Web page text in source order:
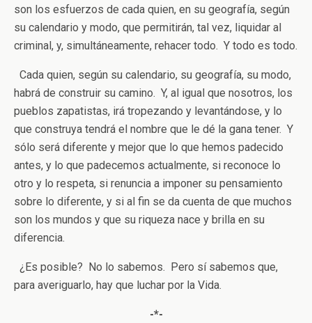
son los esfuerzos de cada quien, en su geografía, según
su calendario y modo, que permitirán, tal vez, liquidar al
criminal, y, simultáneamente, rehacer todo. Y todo es todo.
Cada quien, según su calendario, su geografía, su modo,
habrá de construir su camino. Y, al igual que nosotros, los
pueblos zapatistas, irá tropezando y levantándose, y lo
que construya tendrá el nombre que le dé la gana tener. Y
sólo será diferente y mejor que lo que hemos padecido
antes, y lo que padecemos actualmente, si reconoce lo
otro y lo respeta, si renuncia a imponer su pensamiento
sobre lo diferente, y si al fin se da cuenta de que muchos
son los mundos y que su riqueza nace y brilla en su
diferencia.
¿Es posible? No lo sabemos. Pero sí sabemos que,
para averiguarlo, hay que luchar por la Vida.
-*-